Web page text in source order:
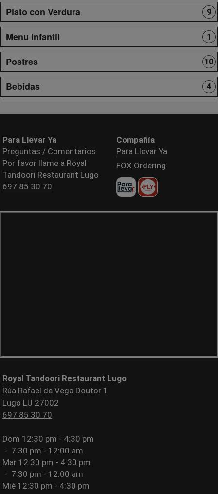
Plato con Verdura 9
Menu Infantil 1
Postres 10
Bebidas 4
Para Llevar Ya
Preguntas / Comentarios
Por favor llame a Royal
Tandoori Restaurant Lugo
697 85 30 70
Compañía
Para Llevar Ya
FOX Ordering
Royal Tandoori Restaurant Lugo
Rúa Rafael de Vega Doutor 1
Lugo LU 27002
697 85 30 70
Dom 12:30 pm - 4:30 pm
- 7:30 pm - 12:00 am
Mar 12:30 pm - 4:30 pm
- 7:30 pm - 12:00 am
Mié 12:30 pm - 4:30 pm